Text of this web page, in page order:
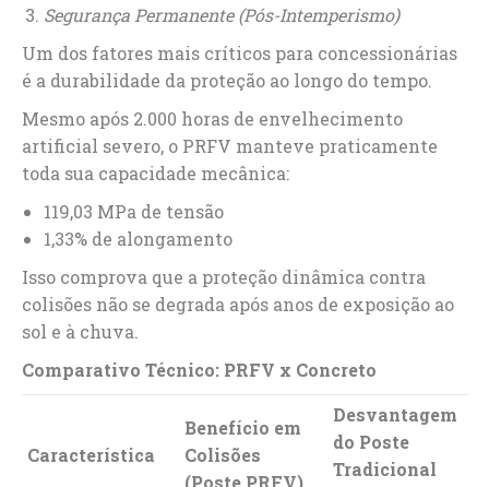
Segurança Permanente (Pós-Intemperismo)
Um dos fatores mais críticos para concessionárias
é a durabilidade da proteção ao longo do tempo.
Mesmo após 2.000 horas de envelhecimento
artificial severo, o PRFV manteve praticamente
toda sua capacidade mecânica:
119,03 MPa de tensão
1,33% de alongamento
Isso comprova que a proteção dinâmica contra
colisões não se degrada após anos de exposição ao
sol e à chuva.
Comparativo Técnico: PRFV x Concreto
Característica
Benefício em
Colisões
(Poste PRFV)
Desvantagem
do Poste
Tradicional